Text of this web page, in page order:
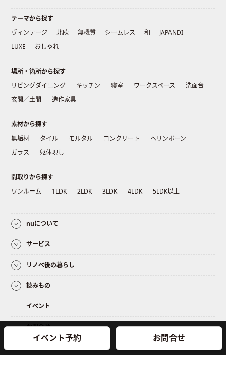
イベント予約 お問合せ
テーマから探す
ヴィンテージ
北欧 無機質 シームレス 和
JAPANDI
LUXE
おしゃれ
場所・箇所から探す
リビングダイニング
キッチン 寝室 ワークスペース
洗面台
玄関／土間
造作家具
素材から探す
無垢材
タイル モルタル コンクリート
ヘリンボーン
ガラス
躯体現し
間取りから探す
ワンルーム
1LDK 2LDK 3LDK 4LDK 5LDK以上
nuについて
サービス
リノベ後の暮らし
読みもの
イベント
お問合せ